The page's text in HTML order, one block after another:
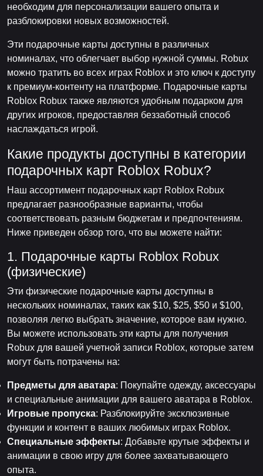
необходим для персонализации вашего опыта и
разблокировки новых возможностей.
Эти подарочные карты доступны в различных
номиналах, что облегчает выбор нужной суммы. Robux
можно тратить во всех играх Roblox и это ключ к доступу
к премиум-контенту на платформе. Подарочные карты
Roblox Robux также являются удобным подарком для
других игроков, предоставляя беззаботный способ
наслаждаться игрой.
Какие продукты доступны в категории
подарочных карт Roblox Robux?
Наш ассортимент подарочных карт Roblox Robux
предлагает разнообразные варианты, чтобы
соответствовать разным бюджетам и предпочтениям.
Ниже приведен обзор того, что вы можете найти:
1. Подарочные карты Roblox Robux
(физические)
Эти физические подарочные карты доступны в
нескольких номиналах, таких как $10, $25, $50 и $100,
позволяя легко выбрать значение, которое вам нужно.
Вы можете использовать эти карты для получения
Robux для вашей учетной записи Roblox, которые затем
могут быть потрачены на:
Предметы для аватара: Покупайте одежду, аксессуары
и специальные анимации для вашего аватара в Roblox.
Игровые пропуска: Разблокируйте эксклюзивные
функции и контент в ваших любимых играх Roblox.
Специальные эффекты: Добавьте крутые эффекты и
анимации в свою игру для более захватывающего
опыта.